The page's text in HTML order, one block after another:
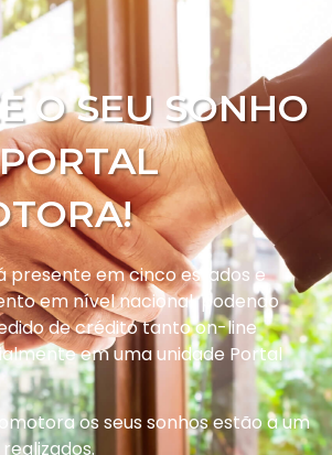
O SEU SONHO
presente em cinco estados e
em nível nacional, podendo
de crédito tanto on-line
em uma unidade Portal
os seus sonhos estão a um